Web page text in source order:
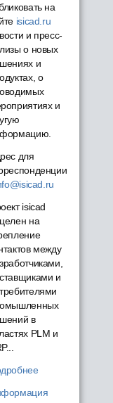
на
isicad.ru
и пресс-
о новых
и
о
и
для
isicad
на
между
и
в
PLM и